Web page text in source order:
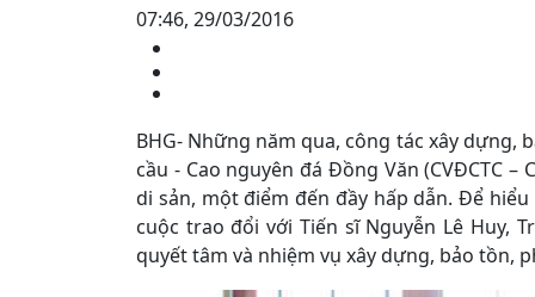
07:46, 29/03/2016
BHG- Những năm qua, công tác xây dựng,
cầu - Cao nguyên đá Đồng Văn (CVĐCTC
di sản, một điểm đến đầy hấp dẫn. Để
cuộc trao đổi với Tiến sĩ Nguyễn Lê Huy,
quyết tâm và nhiệm vụ xây dựng, bảo tồn,